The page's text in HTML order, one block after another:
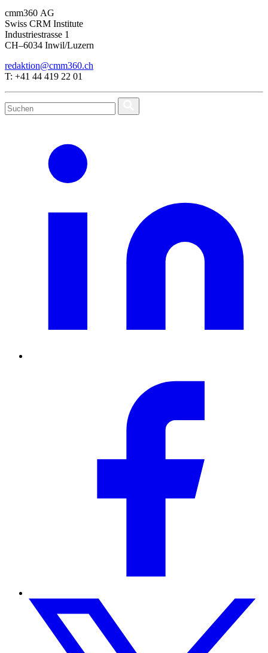
cmm360 AG
Swiss CRM Institute
Industriestrasse 1
CH–6034 Inwil/Luzern
redaktion@cmm360.ch
T: +41 44 419 22 01